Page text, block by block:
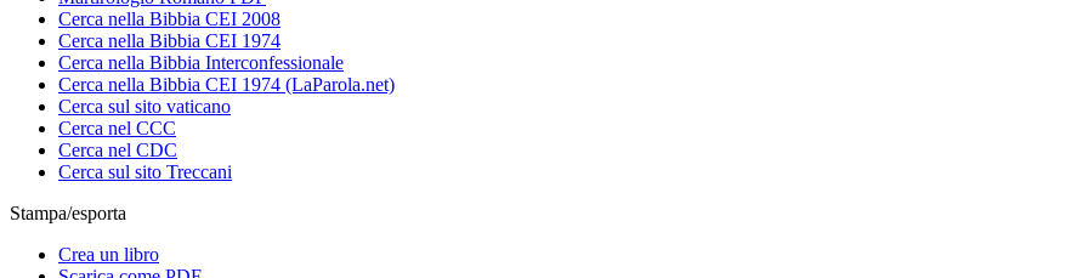
Cerca nella Bibbia CEI 2008
Cerca nella Bibbia CEI 1974
Cerca nella Bibbia Interconfessionale
Cerca nella Bibbia CEI 1974 (LaParola.net)
Cerca sul sito vaticano
Cerca nel CCC
Cerca nel CDC
Cerca sul sito Treccani
Stampa/esporta
Crea un libro